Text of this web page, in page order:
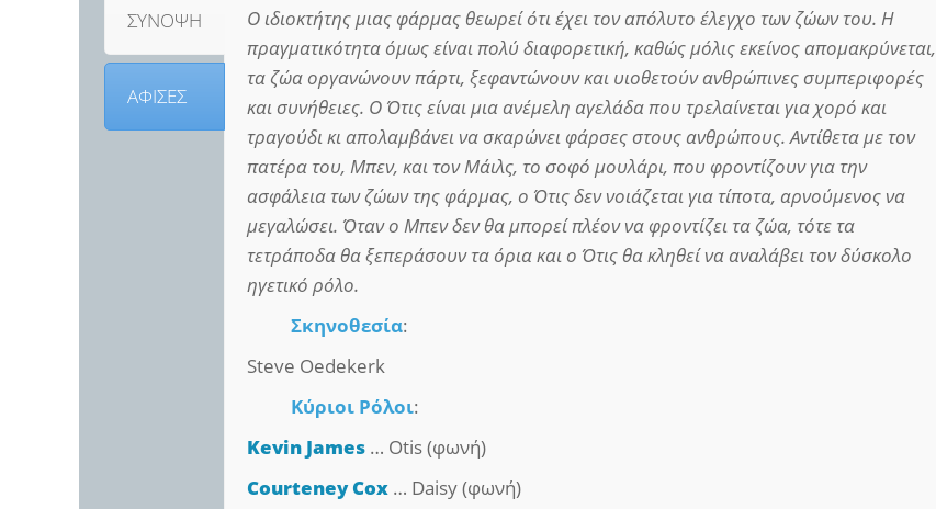
ΣΥΝΟΨΗ
ΑΦΙΣΕΣ
Ο ιδιοκτήτης μιας φάρμας θεωρεί ότι έχει τον απόλυτο έλεγχο των ζώων του. Η
πραγματικότητα όμως είναι πολύ διαφορετική, καθώς μόλις εκείνος απομακρύνεται,
τα ζώα οργανώνουν πάρτι, ξεφαντώνουν και υιοθετούν ανθρώπινες συμπεριφορές
και συνήθειες. Ο Ότις είναι μια ανέμελη αγελάδα που τρελαίνεται για χορό και
τραγούδι κι απολαμβάνει να σκαρώνει φάρσες στους ανθρώπους. Αντίθετα με τον
πατέρα του, Μπεν, και τον Μάιλς, το σοφό μουλάρι, που φροντίζουν για την
ασφάλεια των ζώων της φάρμας, ο Ότις δεν νοιάζεται για τίποτα, αρνούμενος να
μεγαλώσει. Όταν ο Μπεν δεν θα μπορεί πλέον να φροντίζει τα ζώα, τότε τα
τετράποδα θα ξεπεράσουν τα όρια και ο Ότις θα κληθεί να αναλάβει τον δύσκολο
ηγετικό ρόλο.
Σκηνοθεσία:
Steve Oedekerk
Κύριοι Ρόλοι:
Kevin James … Otis (φωνή)
Courteney Cox … Daisy (φωνή)